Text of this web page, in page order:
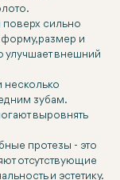
поверх сильно
размер и
улучшает внешний
несколько
зубам.
выровнять
протезы - это
отсутствующие
и эстетику.